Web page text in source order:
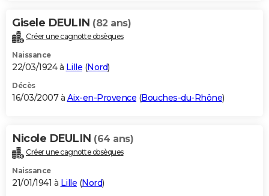
Gisele DEULIN (82 ans)
Créer une cagnotte obsèques
Naissance
22/03/1924 à Lille (Nord)
Décès
16/03/2007 à Aix-en-Provence (Bouches-du-Rhône)
Nicole DEULIN (64 ans)
Créer une cagnotte obsèques
Naissance
21/01/1941 à Lille (Nord)